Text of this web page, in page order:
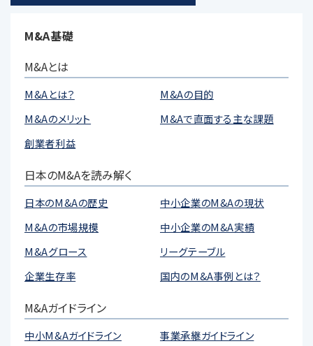
M&A基礎
M&Aとは
M&Aとは？
M&Aの目的
M&Aのメリット
M&Aで直面する主な課題
創業者利益
日本のM&Aを読み解く
日本のM&Aの歴史
中小企業のM&Aの現状
M&Aの市場規模
中小企業のM&A実績
M&Aグロース
リーグテーブル
企業生存率
国内のM&A事例とは？
M&Aガイドライン
中小M&Aガイドライン
事業承継ガイドライン